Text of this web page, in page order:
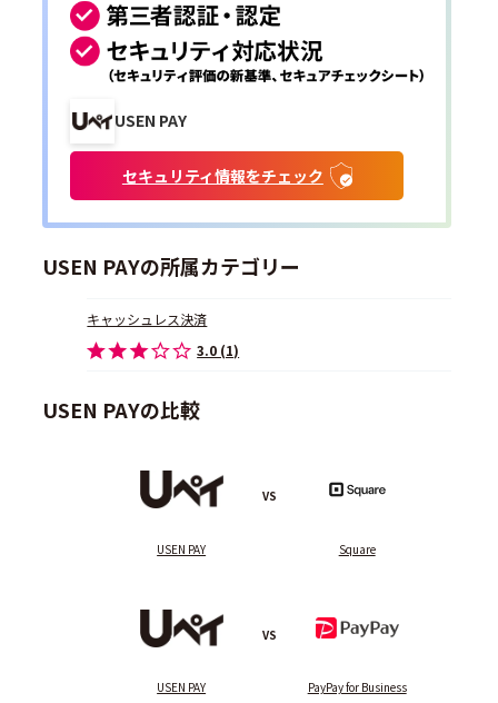
USEN PAY
セキュリティ情報をチェック
USEN PAYの所属カテゴリー
キャッシュレス決済
3.0 (1)
USEN PAYの比較
USEN PAY
VS
Square
USEN PAY
VS
PayPay for Business